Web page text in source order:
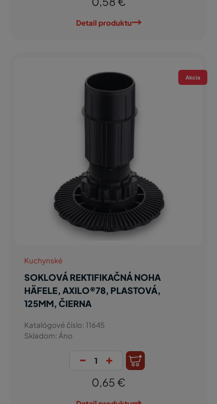
Detail produktu
Akcia
Kuchynské
SOKLOVÁ REKTIFIKAČNÁ NOHA
HÄFELE, AXILO®78, PLASTOVÁ,
125MM, ČIERNA
Katalógové číslo: 11645
Skladom: Áno
- +
0,65 €